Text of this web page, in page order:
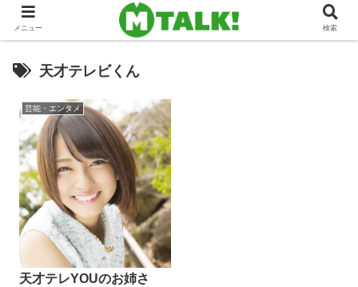
天才テレビくん
芸能・エンタメ
天才テレYOUのお姉さ
メニュー 検索